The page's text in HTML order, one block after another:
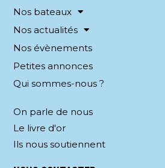
Nos bateaux
Nos actualités
Nos évènements
Petites annonces
Qui sommes-nous ?
On parle de nous
Le livre d'or
Ils nous soutiennent